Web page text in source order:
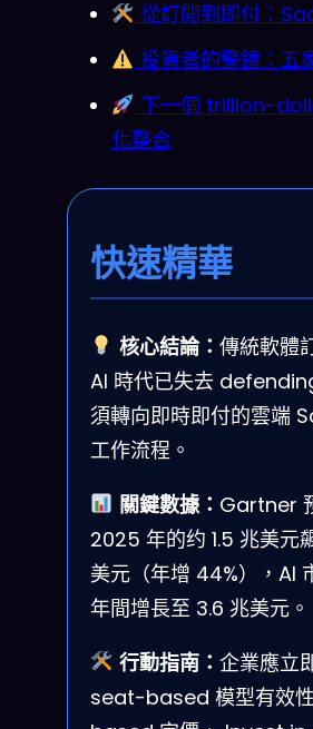
從訂閱到即付：
投資者的警鐘：五
下一個 trillion-
化整合
快速精華
核心結論： 傳統軟體
AI 時代已失去
須轉向即時即付的雲端
工作流程。
關鍵數據： Gartner
2025 年的约 1.5 兆美
美元（年增 44%），AI
年間增長至 3.6 兆美元。
行動指南： 企業應立
seat-based 模型有效